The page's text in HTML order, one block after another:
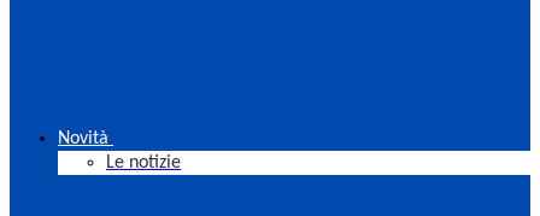
Novità
Le notizie